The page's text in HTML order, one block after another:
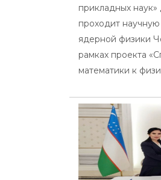
прикладных
проходит
ядерной физики
рамках проекта
математики к